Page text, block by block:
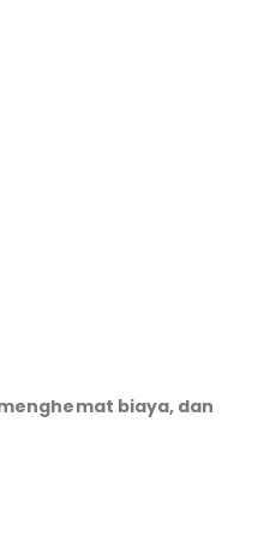
biaya, dan